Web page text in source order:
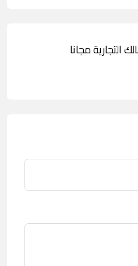
مجانا